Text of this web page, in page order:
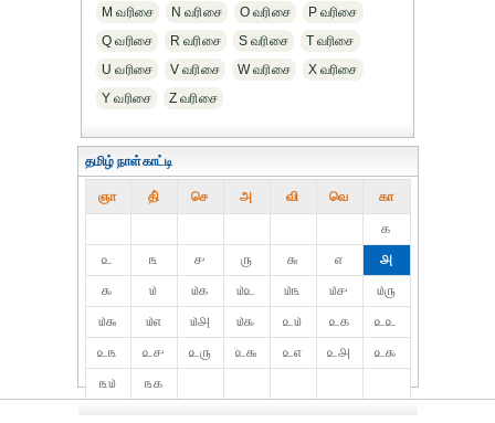
M வரிசை N வரிசை O வரிசை
P வரிசை
Q வரிசை
R வரிசை S வரிசை
T வரிசை
U வரிசை
V வரிசை W வரிசை
X வரிசை
Y வரிசை
Z வரிசை
தமிழ் நாள்காட்டி
ஞா தி் செ அ வி வெ கா
௧
௨
௩ ௪ ௫ ௬ ௭
௮
௯
௰ ௰௧ ௰௨ ௰௩ ௰௪
௰௫
௰௬
௰௭ ௰௮ ௰௯ ௨௰ ௨௧
௨௨
௨௩
௨௪ ௨௫ ௨௬ ௨௭ ௨௮
௨௯
௩௰
௩௧